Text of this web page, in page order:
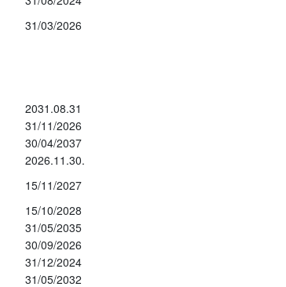
31/03/2026
2031.08.31
31/11/2026
30/04/2037
2026.11.30.
15/11/2027
15/10/2028
31/05/2035
30/09/2026
31/12/2024
31/05/2032